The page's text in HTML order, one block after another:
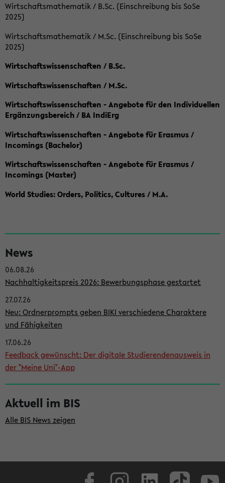
Wirtschaftsmathematik / B.Sc. (Einschreibung bis SoSe
2025)
Wirtschaftsmathematik / M.Sc. (Einschreibung bis SoSe
2025)
Wirtschaftswissenschaften / B.Sc.
Wirtschaftswissenschaften / M.Sc.
Wirtschaftswissenschaften - Angebote für den Individuellen
Ergänzungsbereich / BA IndiErg
Wirtschaftswissenschaften - Angebote für Erasmus /
Incomings (Bachelor)
Wirtschaftswissenschaften - Angebote für Erasmus /
Incomings (Master)
World Studies: Orders, Politics, Cultures / M.A.
e
i
t
e
n
l
e
i
s
t
e
News
06.08.26
Nachhaltigkeitspreis 2026: Bewerbungsphase gestartet
27.07.26
Neu: Ordnerprompts geben BIKI verschiedene Charaktere
und Fähigkeiten
17.06.26
Feedback gewünscht: Der digitale Studierendenausweis in
der "Meine Uni"-App
Aktuell im BIS
Alle BIS News zeigen